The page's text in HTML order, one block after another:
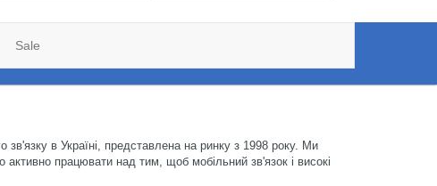
Sale
зв'язку в Україні, представлена ​​на ринку з 1998 року. Ми
активно працювати над тим, щоб мобільний зв'язок і високі